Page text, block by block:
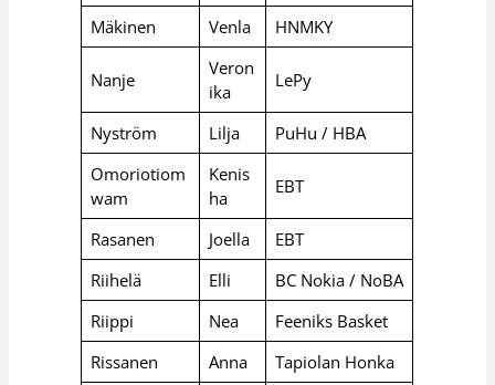
Mäkinen
Venla HNMKY
Nanje
Veron
ika
LePy
Nyström Lilja
PuHu / HBA
Omoriotiom
wam
Kenis
ha
EBT
Rasanen Joella
EBT
Riihelä
Elli
BC Nokia / NoBA
Riippi
Nea
Feeniks Basket
Rissanen
Anna
Tapiolan Honka